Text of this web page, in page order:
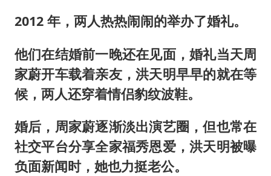
2012 年，两人热热闹闹的举办了婚礼。
他们在结婚前一晚还在见面，婚礼当天周
家蔚开车载着亲友，洪天明早早的就在等
候，两人还穿着情侣豹纹波鞋。
婚后，周家蔚逐渐淡出演艺圈，但也常在
社交平台分享全家福秀恩爱，洪天明被曝
负面新闻时，她也力挺老公。